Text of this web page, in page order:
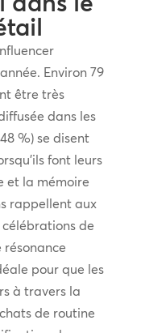
Environ 79
être très
dans les
%) se disent
font leurs
et la mémoire
rappellent aux
de
résonance
pour que les
à travers la
de routine